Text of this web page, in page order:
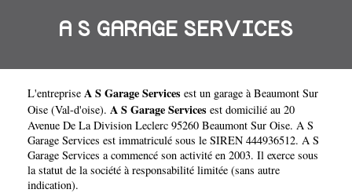
A S GARAGE SERVICES
L'entreprise A S Garage Services est un garage à Beaumont Sur
Oise (Val-d'oise). A S Garage Services est domicilié au 20
Avenue De La Division Leclerc 95260 Beaumont Sur Oise. A S
Garage Services est immatriculé sous le SIREN 444936512. A S
Garage Services a commencé son activité en 2003. Il exerce sous
la statut de la société à responsabilité limitée (sans autre
indication).